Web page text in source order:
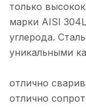
только
марки AISI
углерода.
уникальными
отлично
отлично